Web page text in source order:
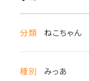
分類 ねこちゃん
種別 みっあ